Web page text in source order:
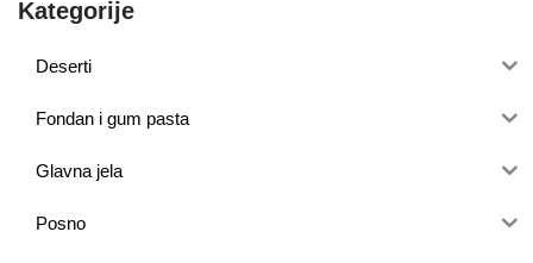
Kategorije
Deserti
Fondan i gum pasta
Glavna jela
Posno